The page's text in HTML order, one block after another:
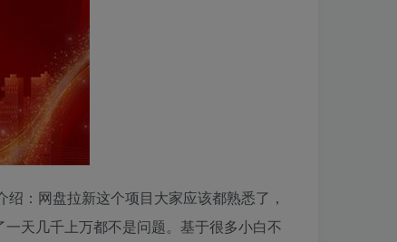
：网盘拉新这个项目大家应该都熟悉了，
天几千上万都不是问题。基于很多小白不